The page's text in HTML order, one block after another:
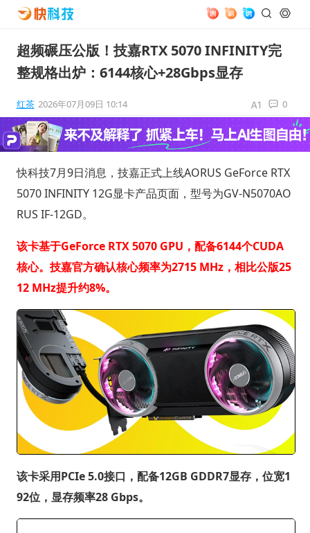
超频碾压公版！技嘉RTX 5070 INFINITY完
整规格出炉：6144核心+28Gbps显存
红茶 2026年07月09日 10:14 0
快科技7月9日消息，技嘉正式上线AORUS GeForce RTX
5070 INFINITY 12G显卡产品页面，型号为GV-N5070AO
RUS IF-12GD。
该卡基于GeForce RTX 5070 GPU，配备6144个CUDA
核心。技嘉官方确认核心频率为2715 MHz，相比公版25
12 MHz提升约8%。
该卡采用PCIe 5.0接口，配备12GB GDDR7显存，位宽1
92位，显存频率28 Gbps。